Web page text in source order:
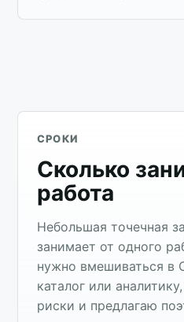
СРОКИ
Сколько
работа
Небольшая точечная
занимает от одного
нужно вмешиваться в
каталог или
риски и предлагаю